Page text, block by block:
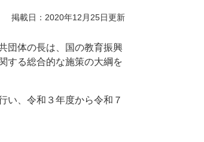
掲載日：2020年12月25日更新
団体の長は、国の教育振興
する総合的な施策の大綱を
い、令和３年度から令和７